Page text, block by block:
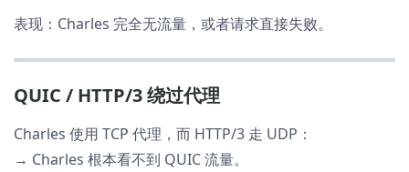
表现：Charles 完全无流量，或者请求直接失败。
QUIC / HTTP/3 绕过代理
Charles 使用 TCP 代理，而 HTTP/3 走 UDP：
→ Charles 根本看不到 QUIC 流量。